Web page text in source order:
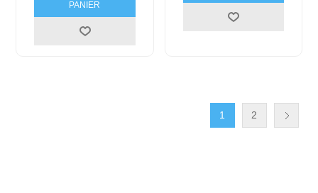
PANIER
1 2